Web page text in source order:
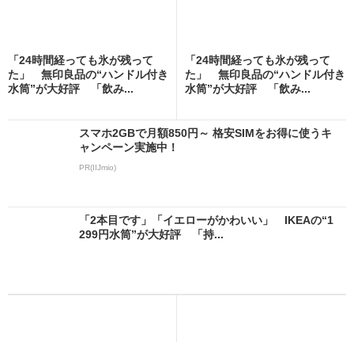
「24時間経っても氷が残って
た」 無印良品の“ハンドル付き
水筒”が大好評 「飲み...
「24時間経っても氷が残って
た」 無印良品の“ハンドル付き
水筒”が大好評 「飲み...
スマホ2GBで月額850円～ 格安SIMをお得に使うキ
ャンペーン実施中！
PR(IIJmio)
「2本目です」「イエローがかわいい」 IKEAの“1
299円水筒”が大好評 「持...